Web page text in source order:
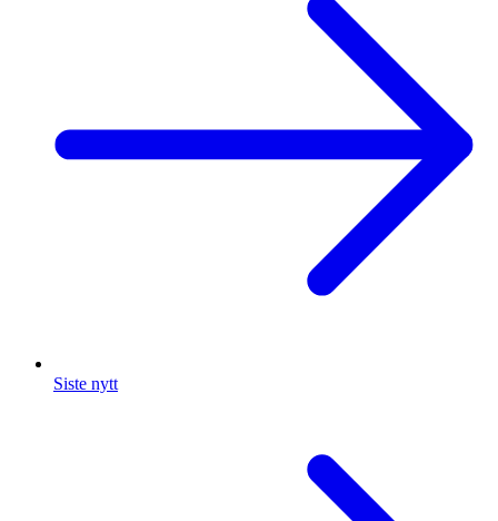
Siste nytt